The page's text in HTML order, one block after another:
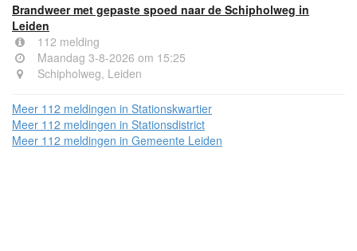
Brandweer met gepaste spoed naar de Schipholweg in
Leiden
112 melding
Maandag 3-8-2026 om 15:25
Schipholweg, Leiden
Meer 112 meldingen in Stationskwartier
Meer 112 meldingen in Stationsdistrict
Meer 112 meldingen in Gemeente Leiden